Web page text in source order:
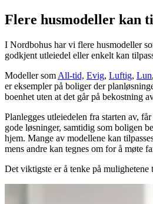
Flere husmodeller kan
I Nordbohus har vi flere husmodeller
godkjent utleiedel eller enkelt kan
Modeller som All-tid, Evig, Luftig, Lun,
er eksempler på boliger der
boenhet uten at det går på bekostning
Planlegges utleiedelen fra starten av,
gode løsninger, samtidig som boligen
hjem. Mange av modellene kan
mens andre kan tegnes om for å møte
Det viktigste er å tenke på mulighetene